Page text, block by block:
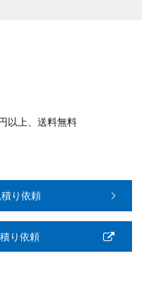
以上、送料無料
り依頼
り依頼